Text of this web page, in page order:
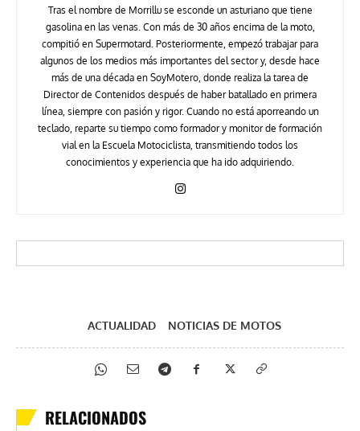
Tras el nombre de Morrillu se esconde un asturiano que tiene
gasolina en las venas. Con más de 30 años encima de la moto,
compitió en Supermotard. Posteriormente, empezó trabajar para
algunos de los medios más importantes del sector y, desde hace
más de una década en SoyMotero, donde realiza la tarea de
Director de Contenidos después de haber batallado en primera
línea, siempre con pasión y rigor. Cuando no está aporreando un
teclado, reparte su tiempo como formador y monitor de formación
vial en la Escuela Motociclista, transmitiendo todos los
conocimientos y experiencia que ha ido adquiriendo.
ACTUALIDAD NOTICIAS DE MOTOS
RELACIONADOS